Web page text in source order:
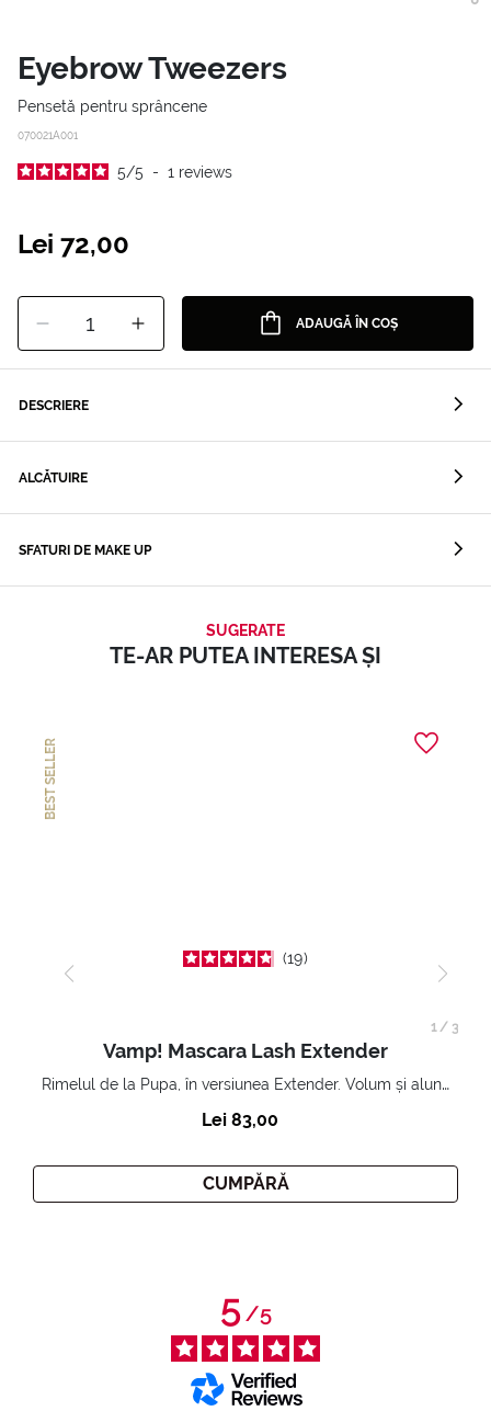
Eyebrow Tweezers
Pensetă pentru sprâncene
070021A001
5/5 - 1 reviews
Lei 72,00
1 ADAUGĂ ÎN COȘ
DESCRIERE
ALCĂTUIRE
SFATURI DE MAKE UP
SUGERATE
TE-AR PUTEA INTERESA ȘI
BEST SELLER
19
Vamp! Mascara Lash Extender
Rimelul de la Pupa, în versiunea Extender. Volum și alungire 3D. Gene amplificate și ridicate la infinit.
Lei 83,00
CUMPĂRĂ
1/ 3
5/5